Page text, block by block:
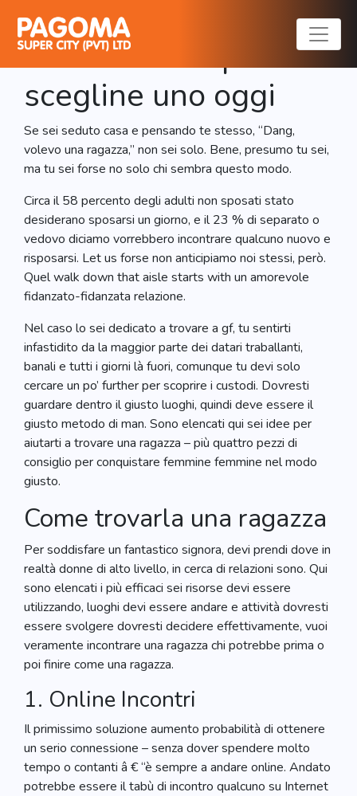
Volevo una ragazza:
6 Facile Modi per
scegline uno oggi
Se sei seduto casa e pensando te stesso, “Dang,
volevo una ragazza,” non sei solo. Bene, presumo tu sei,
ma tu sei forse no solo chi sembra questo modo.
Circa il 58 percento degli adulti non sposati stato
desiderano sposarsi un giorno, e il 23 % di separato o
vedovo diciamo vorrebbero incontrare qualcuno nuovo e
risposarsi. Let us forse non anticipiamo noi stessi, però.
Quel walk down that aisle starts with un amorevole
fidanzato-fidanzata relazione.
Nel caso lo sei dedicato a trovare a gf, tu sentirti
infastidito da la maggior parte dei datari traballanti,
banali e tutti i giorni là fuori, comunque tu devi solo
cercare un po’ further per scoprire i custodi. Dovresti
guardare dentro il giusto luoghi, quindi deve essere il
giusto metodo di man. Sono elencati qui sei idee per
aiutarti a trovare una ragazza – più quattro pezzi di
consiglio per conquistare femmine femmine nel modo
giusto.
Come trovarla una ragazza
Per soddisfare un fantastico signora, devi prendi dove in
realtà donne di alto livello, in cerca di relazioni sono. Qui
sono elencati i più efficaci sei risorse devi essere
utilizzando, luoghi devi essere andare e attività dovresti
essere svolgere dovresti decidere effettivamente, vuoi
veramente incontrare una ragazza chi potrebbe prima o
poi finire come una ragazza.
1. Online Incontri
Il primissimo soluzione aumento probabilità di ottenere
un serio connessione – senza dover spendere molto
tempo o contanti â € “è sempre a andare online. Andato
potrebbe essere il tabù di incontro qualcuno su Internet